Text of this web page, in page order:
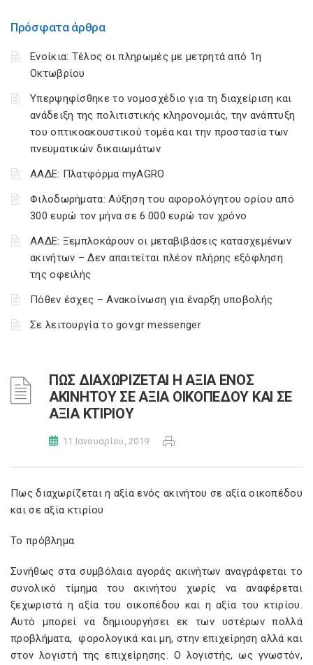
Πρόσφατα άρθρα
Ενοίκια: Τέλος οι πληρωμές με μετρητά από 1η
Οκτωβρίου
Υπερψηφίσθηκε το νομοσχέδιο για τη διαχείριση και
ανάδειξη της πολιτιστικής κληρονομιάς, την ανάπτυξη
του οπτικοακουστικού τομέα και την προστασία των
πνευματικών δικαιωμάτων
ΑΑΔΕ: Πλατφόρμα myAGRO
Φιλοδωρήματα: Αύξηση του αφορολόγητου ορίου από
300 ευρώ τον μήνα σε 6.000 ευρώ τον χρόνο
ΑΑΔΕ: Ξεμπλοκάρουν οι μεταβιβάσεις κατασχεμένων
ακινήτων – Δεν απαιτείται πλέον πλήρης εξόφληση
της οφειλής
Πόθεν έσχες – Ανακοίνωση για έναρξη υποβολής
Σε λειτουργία το gov.gr messenger
ΠΩΣ ΔΙΑΧΩΡΙΖΕΤΑΙ Η ΑΞΙΑ ΕΝΟΣ
ΑΚΙΝΗΤΟΥ ΣΕ ΑΞΙΑ ΟΙΚΟΠΕΔΟΥ ΚΑΙ ΣΕ
ΑΞΙΑ ΚΤΙΡΙΟΥ
11 Ιανουαρίου, 2019
Πως διαχωρίζεται η αξία ενός ακινήτου σε αξία οικοπέδου
και σε αξία κτιρίου
Το πρόβλημα
Συνήθως στα συμβόλαια αγοράς ακινήτων αναγράφεται το
συνολικό τίμημα του ακινήτου χωρίς να αναφέρεται
ξεχωριστά η αξία του οικοπέδου και η αξία του κτιρίου.
Αυτό μπορεί να δημιουργήσει εκ των υστέρων πολλά
προβλήματα, φορολογικά και μη, στην επιχείρηση αλλά και
στον λογιστή της επιχείρησης. Ο λογιστής, ως γνωστόν,